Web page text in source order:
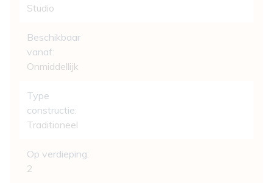
Studio
Beschikbaar
vanaf:
Onmiddellijk
Type
constructie:
Traditioneel
Op verdieping:
2